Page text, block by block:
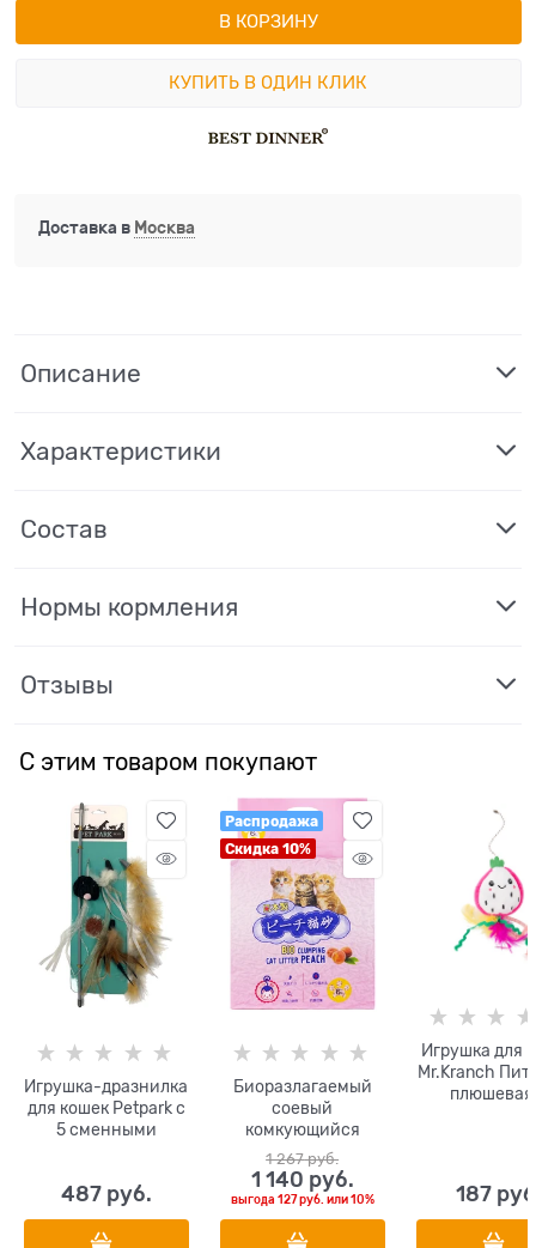
В КОРЗИНУ
КУПИТЬ В ОДИН КЛИК
Доставка в Москва
Описание
Характеристики
Состав
Нормы кормления
Отзывы
С этим товаром покупают
Игрушка-дразнилка
для кошек Petpark с
5 сменными
487 руб.
Распродажа
Скидка 10%
Биоразлагаемый
соевый
комкующийся
наполнитель
HAKASE AREKKUSU
Bio Clumping Cat
Litter Peach с
ароматом персика
1 267 руб.
1 140 руб.
выгода 127 руб. или10%
Игрушка для
Mr.Kranch
плюшевая
187